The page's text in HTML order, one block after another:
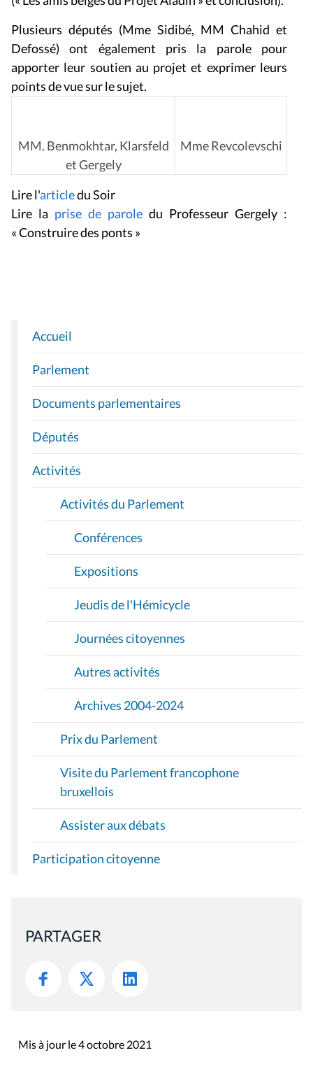
Plusieurs députés (Mme Sidibé, MM Chahid et
Defossé) ont également pris la parole pour
apporter leur soutien au projet et exprimer leurs
points de vue sur le sujet.
MM. Benmokhtar, Klarsfeld
et Gergely
Mme Revcolevschi
Lire l'articledu Soir
Lire la prise de parole du Professeur Gergely :
« Construire des ponts »
N
A
V
I
G
A
T
I
O
Accueil
Parlement
Documents parlementaires
Députés
Activités
Activités du Parlement
Conférences
Expositions
Jeudis de l'Hémicycle
Journées citoyennes
Autres activités
Archives 2004-2024
Prix du Parlement
Visite du Parlement francophone
bruxellois
Assister aux débats
Participation citoyenne
PARTAGER
Mis à jour le 4 octobre 2021